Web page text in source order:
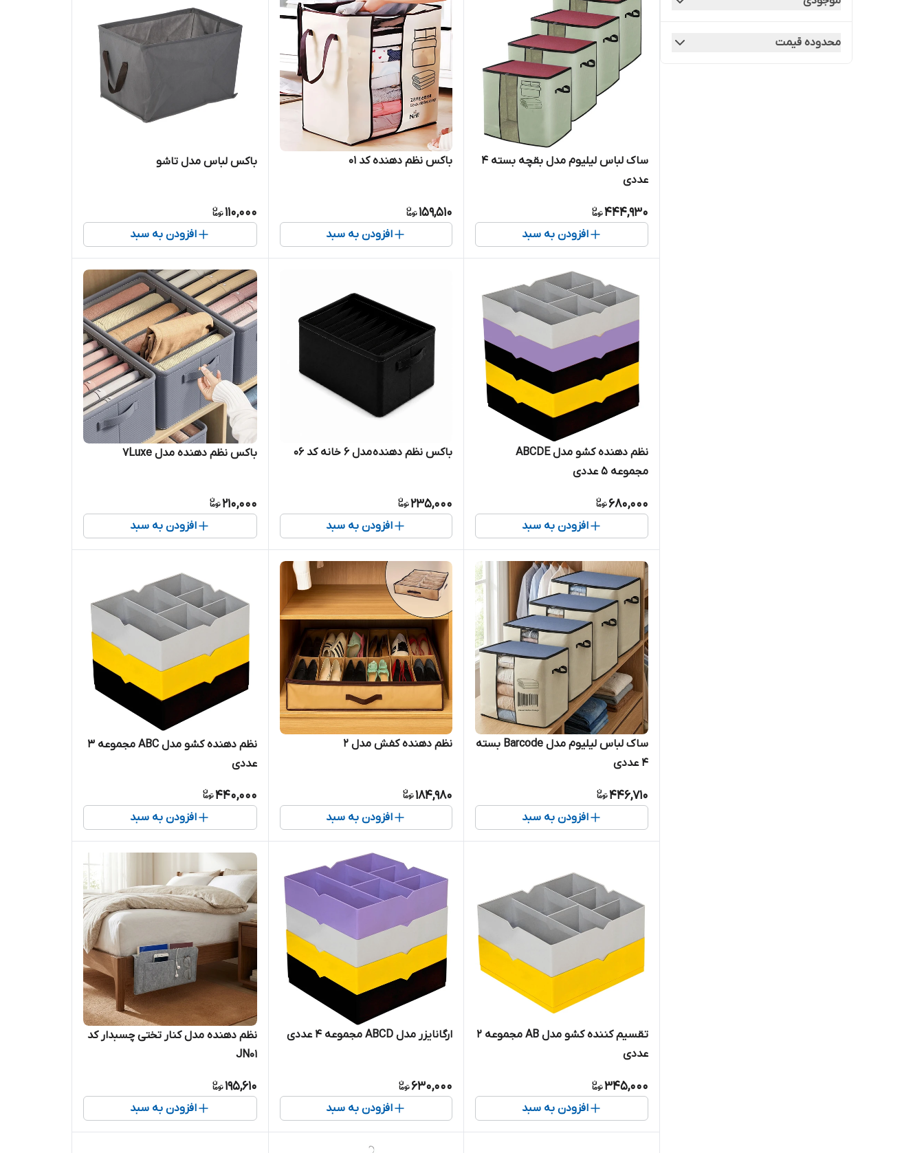
محدوده قیمت
ساک لباس لیلیوم مدل بقچه بسته 4
عددی
444,930
افزودن به سبد
باکس نظم دهنده کد 01
159,510
افزودن به سبد
باکس لباس مدل تاشو
110,000
افزودن به سبد
نظم دهنده کشو مدل ABCDE
مجموعه 5 عددی
680,000
افزودن به سبد
باکس نظم دهنده مدل 6 خانه کد 06
235,000
افزودن به سبد
باکس نظم دهنده مدل 7Luxe
210,000
افزودن به سبد
ساک لباس لیلیوم مدل Barcode بسته
4 عددی
446,710
افزودن به سبد
نظم دهنده کفش مدل 2
184,980
افزودن به سبد
نظم دهنده کشو مدل ABC مجموعه 3
عددی
440,000
افزودن به سبد
تقسیم کننده کشو مدل AB مجموعه 2
عددی
345,000
افزودن به سبد
ارگانایزر مدل ABCD مجموعه 4 عددی
630,000
افزودن به سبد
نظم دهنده مدل کنار تختی چسبدار کد
JN01
195,610
افزودن به سبد